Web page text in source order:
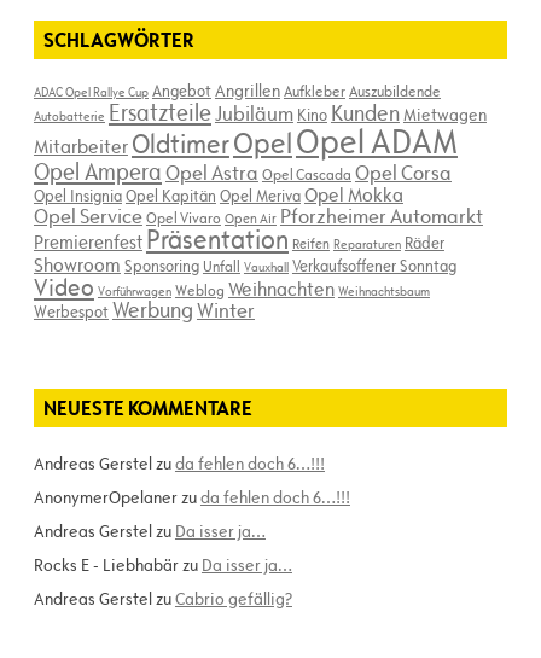
SCHLAGWÖRTER
ADAC Opel Rallye Cup AngebotAngrillenAufkleberAuszubildende
Autobatterie ErsatzteileJubiläum Kino KundenMietwagen
Mitarbeiter OldtimerOpelOpel ADAM
Opel AmperaOpel Astra Opel Cascada Opel Corsa
Opel InsigniaOpel Kapitän Opel MerivaOpel Mokka
Opel ServiceOpel Vivaro Open Air Pforzheimer Automarkt
Premierenfest Präsentation Reifen Reparaturen Räder
Showroom Sponsoring Unfall Vauxhall Verkaufsoffener Sonntag
Video Vorführwagen Weblog Weihnachten Weihnachtsbaum
WerbespotWerbungWinter
NEUESTE KOMMENTARE
Andreas Gerstel zuda fehlen doch 6…!!!
AnonymerOpelanerzuda fehlen doch 6…!!!
Andreas Gerstel zu Da isser ja…
Rocks E - Liebhabärzu Da isser ja…
Andreas Gerstel zuCabrio gefällig?